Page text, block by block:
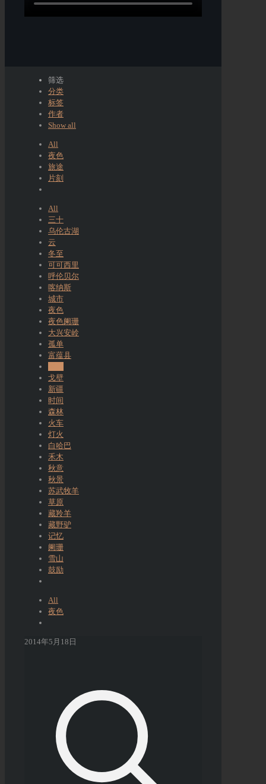
筛选
分类
标签
作者
Show all
All
夜色
旅途
片刻
All
三十
乌伦古湖
云
冬至
可可西里
呼伦贝尔
喀纳斯
城市
夜色
夜色阑珊
大兴安岭
孤单
富蕴县
戈壁
新疆
时间
森林
火车
灯火
白哈巴
禾木
秋意
秋景
苏武牧羊
草原
藏羚羊
藏野驴
记忆
阑珊
雪山
鼓励
All
夜色
2014年5月18日